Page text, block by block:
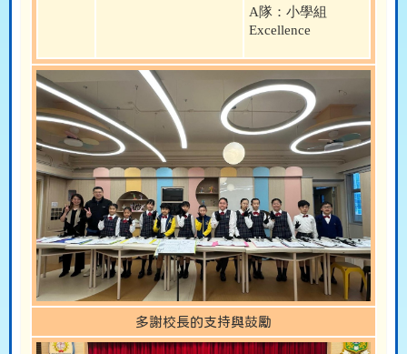
A隊：小學組
Excellence
多謝校長的支持與鼓勵